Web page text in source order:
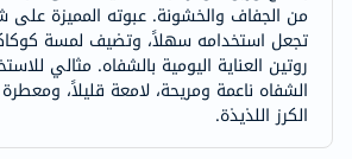
من الجفاف والخشونة. عبوته المميزة
تجعل استخدامه سهلاً، وتضيف لمسة
روتين العناية اليومية بالشفاه. مثالي
الشفاه ناعمة ومريحة، لامعة قليلاً،
الكرز اللذيذة.